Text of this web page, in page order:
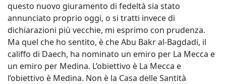
questo nuovo giuramento di fedeltà sia stato
annunciato proprio oggi, o si tratti invece di
dichiarazioni più vecchie, mi esprimo con prudenza.
Ma quel che ho sentito, è che Abu Bakr al-Bagdadi, il
califfo di Daech, ha nominato un emiro per La Mecca e
un emiro per Medina. L’obiettivo è La Mecca e
l’obiettivo è Medina. Non è la Casa delle Santità